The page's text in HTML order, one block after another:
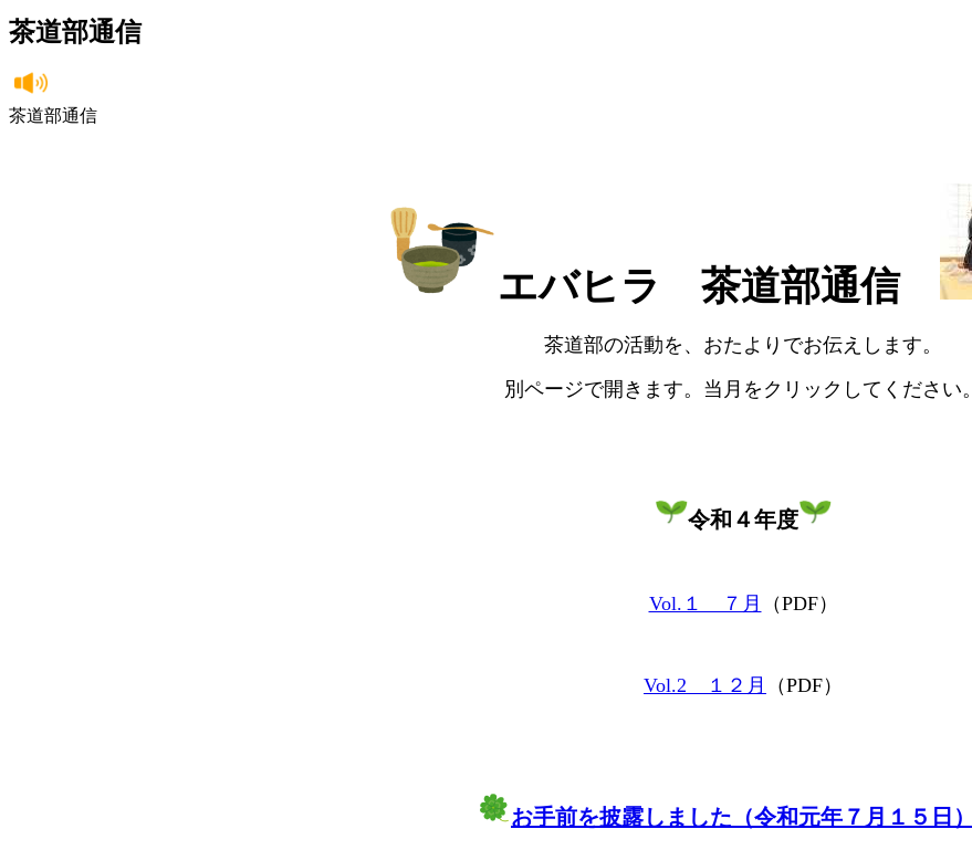
茶道部通信
茶道部通信
エバヒラ 茶道部通信
茶道部の活動を、おたよりでお伝えします。
別ページで開きます。当月をクリックしてください。
令和４年度
Vol.１ ７月 （PDF）
Vol.2 １２月 （PDF）
お手前を披露しました（令和元年７月１５日）